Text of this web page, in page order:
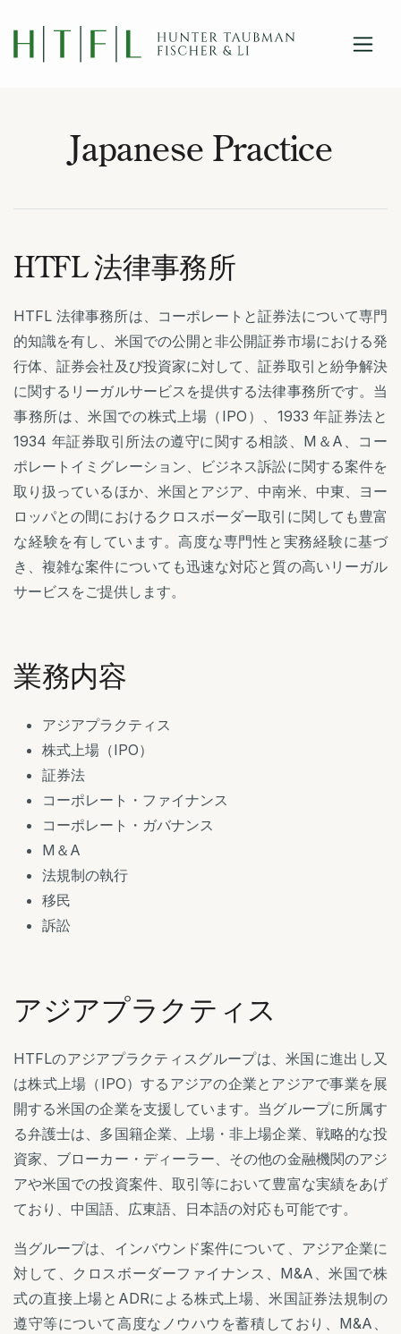
Japanese Practice
HTFL 法律事務所
HTFL 法律事務所は、コーポレートと証券法について専門
的知識を有し、米国での公開と非公開証券市場における発
行体、証券会社及び投資家に対して、証券取引と紛争解決
に関するリーガルサービスを提供する法律事務所です。当
事務所は、米国での株式上場（IPO）、1933 年証券法と
1934 年証券取引所法の遵守に関する相談、M＆A、コー
ポレートイミグレーション、ビジネス訴訟に関する案件を
取り扱っているほか、米国とアジア、中南米、中東、ヨー
ロッパとの間におけるクロスボーダー取引に関しても豊富
な経験を有しています。高度な専門性と実務経験に基づ
き、複雑な案件についても迅速な対応と質の高いリーガル
サービスをご提供します。
業務内容
アジアプラクティス
株式上場（IPO）
証券法
コーポレート・ファイナンス
コーポレート・ガバナンス
M＆A
法規制の執行
移民
訴訟
アジアプラクティス
HTFLのアジアプラクティスグループは、米国に進出し又
は株式上場（IPO）するアジアの企業とアジアで事業を展
開する米国の企業を支援しています。当グループに所属す
る弁護士は、多国籍企業、上場・非上場企業、戦略的な投
資家、ブローカー・ディーラー、その他の金融機関のアジ
アや米国での投資案件、取引等において豊富な実績をあげ
ており、中国語、広東語、日本語の対応も可能です。
当グループは、インバウンド案件について、アジア企業に
対して、クロスボーダーファイナンス、M&A、米国で株
式の直接上場とADRによる株式上場、米国証券法規制の
遵守等について高度なノウハウを蓄積しており、M&A、